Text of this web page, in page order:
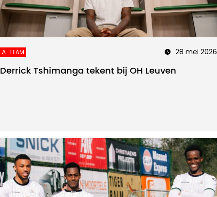
A-TEAM 28 mei 2026
Derrick Tshimanga tekent bij OH Leuven